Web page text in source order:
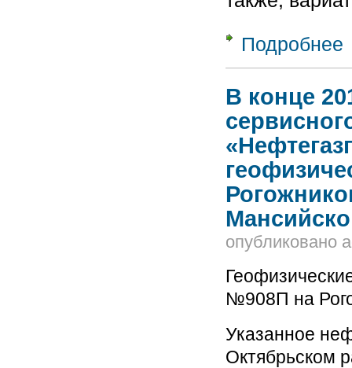
Подробнее
В конце
опубликовано
№908П на
Указанное
Октябрьском